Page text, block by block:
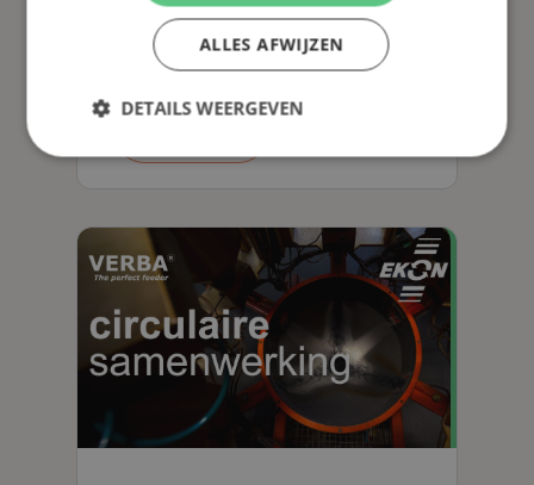
KZB and Verba piglet
crates
ALLES AFWIJZEN
DETAILS WEERGEVEN